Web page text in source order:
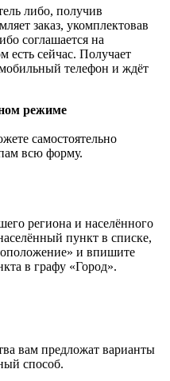
либо, получив
заказ, укомплектовав
соглашается на
есть сейчас. Получает
телефон и ждёт
режиме
самостоятельно
всю форму.
региона и населённого
пункт в списке,
и впишите
в графу «Город».
вам предложат варианты
способ.